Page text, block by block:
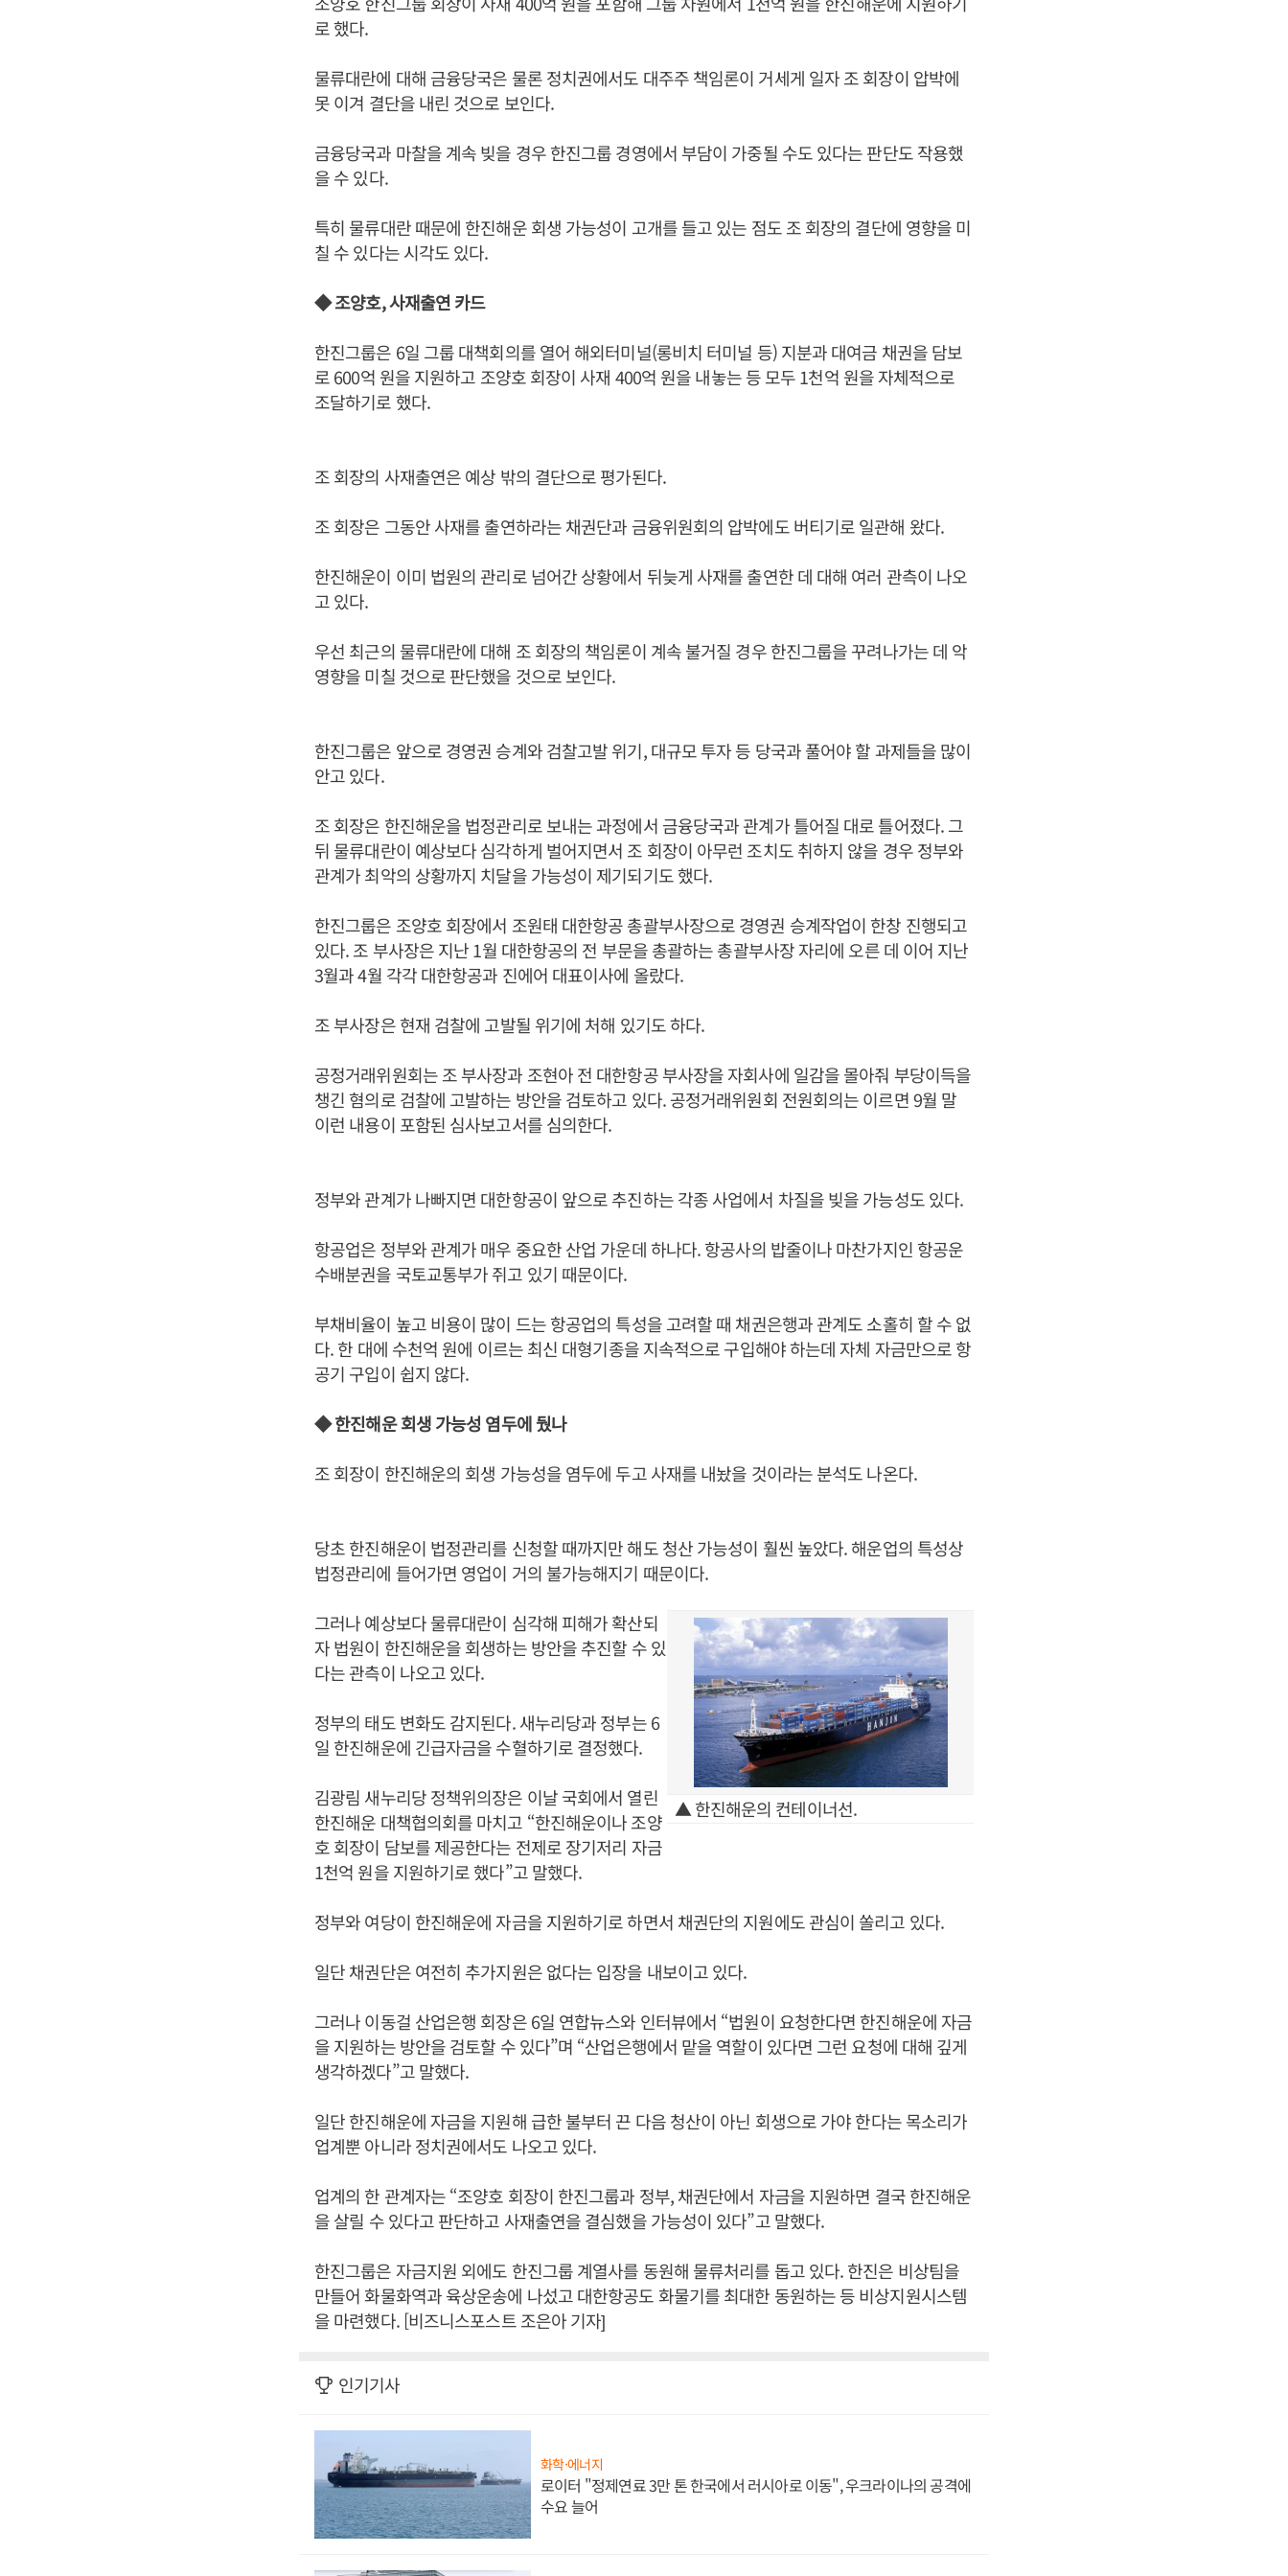
로 했다.
물류대란에 대해 금융당국은 물론 정치권에서도 대주주 책임론이 거세게 일자 조 회장이 압박에
못 이겨 결단을 내린 것으로 보인다.
금융당국과 마찰을 계속 빚을 경우 한진그룹 경영에서 부담이 가중될 수도 있다는 판단도 작용했
을 수 있다.
특히 물류대란 때문에 한진해운 회생 가능성이 고개를 들고 있는 점도 조 회장의 결단에 영향을 미
칠 수 있다는 시각도 있다.
◆ 조양호, 사재출연 카드
한진그룹은 6일 그룹 대책회의를 열어 해외터미널(롱비치 터미널 등) 지분과 대여금 채권을 담보
로 600억 원을 지원하고 조양호 회장이 사재 400억 원을 내놓는 등 모두 1천억 원을 자체적으로
조달하기로 했다.
조 회장의 사재출연은 예상 밖의 결단으로 평가된다.
조 회장은 그동안 사재를 출연하라는 채권단과 금융위원회의 압박에도 버티기로 일관해 왔다.
한진해운이 이미 법원의 관리로 넘어간 상황에서 뒤늦게 사재를 출연한 데 대해 여러 관측이 나오
고 있다.
우선 최근의 물류대란에 대해 조 회장의 책임론이 계속 불거질 경우 한진그룹을 꾸려나가는 데 악
영향을 미칠 것으로 판단했을 것으로 보인다.
한진그룹은 앞으로 경영권 승계와 검찰고발 위기, 대규모 투자 등 당국과 풀어야 할 과제들을 많이
안고 있다.
조 회장은 한진해운을 법정관리로 보내는 과정에서 금융당국과 관계가 틀어질 대로 틀어졌다. 그
뒤 물류대란이 예상보다 심각하게 벌어지면서 조 회장이 아무런 조치도 취하지 않을 경우 정부와
관계가 최악의 상황까지 치달을 가능성이 제기되기도 했다.
한진그룹은 조양호 회장에서 조원태 대한항공 총괄부사장으로 경영권 승계작업이 한창 진행되고
있다. 조 부사장은 지난 1월 대한항공의 전 부문을 총괄하는 총괄부사장 자리에 오른 데 이어 지난
3월과 4월 각각 대한항공과 진에어 대표이사에 올랐다.
조 부사장은 현재 검찰에 고발될 위기에 처해 있기도 하다.
공정거래위원회는 조 부사장과 조현아 전 대한항공 부사장을 자회사에 일감을 몰아줘 부당이득을
챙긴 혐의로 검찰에 고발하는 방안을 검토하고 있다. 공정거래위원회 전원회의는 이르면 9월 말
이런 내용이 포함된 심사보고서를 심의한다.
정부와 관계가 나빠지면 대한항공이 앞으로 추진하는 각종 사업에서 차질을 빚을 가능성도 있다.
항공업은 정부와 관계가 매우 중요한 산업 가운데 하나다. 항공사의 밥줄이나 마찬가지인 항공운
수배분권을 국토교통부가 쥐고 있기 때문이다.
부채비율이 높고 비용이 많이 드는 항공업의 특성을 고려할 때 채권은행과 관계도 소홀히 할 수 없
다. 한 대에 수천억 원에 이르는 최신 대형기종을 지속적으로 구입해야 하는데 자체 자금만으로 항
공기 구입이 쉽지 않다.
◆ 한진해운 회생 가능성 염두에 뒀나
조 회장이 한진해운의 회생 가능성을 염두에 두고 사재를 내놨을 것이라는 분석도 나온다.
당초 한진해운이 법정관리를 신청할 때까지만 해도 청산 가능성이 훨씬 높았다. 해운업의 특성상
법정관리에 들어가면 영업이 거의 불가능해지기 때문이다.
▲ 한진해운의 컨테이너선.
그러나 예상보다 물류대란이 심각해 피해가 확산되
자 법원이 한진해운을 회생하는 방안을 추진할 수 있
다는 관측이 나오고 있다.
정부의 태도 변화도 감지된다. 새누리당과 정부는 6
일 한진해운에 긴급자금을 수혈하기로 결정했다.
김광림 새누리당 정책위의장은 이날 국회에서 열린
한진해운 대책협의회를 마치고 “한진해운이나 조양
호 회장이 담보를 제공한다는 전제로 장기저리 자금
1천억 원을 지원하기로 했다”고 말했다.
정부와 여당이 한진해운에 자금을 지원하기로 하면서 채권단의 지원에도 관심이 쏠리고 있다.
일단 채권단은 여전히 추가지원은 없다는 입장을 내보이고 있다.
그러나 이동걸 산업은행 회장은 6일 연합뉴스와 인터뷰에서 “법원이 요청한다면 한진해운에 자금
을 지원하는 방안을 검토할 수 있다”며 “산업은행에서 맡을 역할이 있다면 그런 요청에 대해 깊게
생각하겠다”고 말했다.
일단 한진해운에 자금을 지원해 급한 불부터 끈 다음 청산이 아닌 회생으로 가야 한다는 목소리가
업계뿐 아니라 정치권에서도 나오고 있다.
업계의 한 관계자는 “조양호 회장이 한진그룹과 정부, 채권단에서 자금을 지원하면 결국 한진해운
을 살릴 수 있다고 판단하고 사재출연을 결심했을 가능성이 있다”고 말했다.
한진그룹은 자금지원 외에도 한진그룹 계열사를 동원해 물류처리를 돕고 있다. 한진은 비상팀을
만들어 화물화역과 육상운송에 나섰고 대한항공도 화물기를 최대한 동원하는 등 비상지원시스템
을 마련했다. [비즈니스포스트 조은아 기자]
인기기사
화학·에너지
로이터 "정제연료 3만 톤 한국에서 러시아로 이동", 우크라이나의 공격에
수요 늘어